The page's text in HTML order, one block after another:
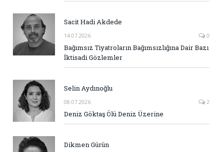
Sacit Hadi Akdede
14.07.2026 0
Bağımsız Tiyatroların Bağımsızlığına Dair Bazı
İktisadi Gözlemler
Selin Aydınoğlu
08.07.2026 2
Deniz Göktaş Ölü Deniz Üzerine
Dikmen Gürün